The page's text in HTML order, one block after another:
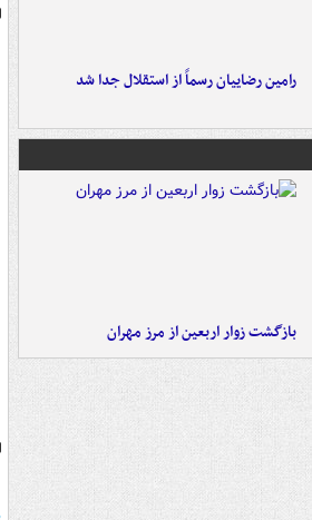
رامین رضاییان رسماً از استقلال جدا شد
بازگشت زوار اربعین از مرز مهران